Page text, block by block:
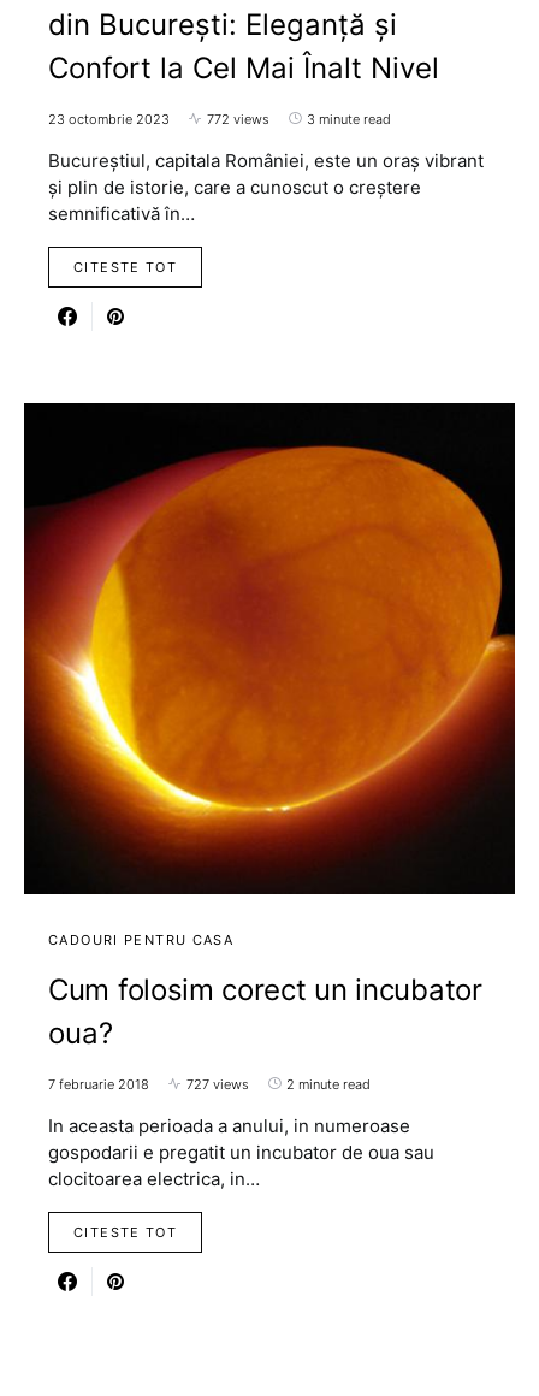
din București: Eleganță și
Confort la Cel Mai Înalt Nivel
23 octombrie 2023 772 views 3 minute read
Bucureștiul, capitala României, este un oraș vibrant
și plin de istorie, care a cunoscut o creștere
semnificativă în…
CITESTE TOT
CADOURI PENTRU CASA
Cum folosim corect un incubator
oua?
7 februarie 2018 727 views 2 minute read
In aceasta perioada a anului, in numeroase
gospodarii e pregatit un incubator de oua sau
clocitoarea electrica, in…
CITESTE TOT